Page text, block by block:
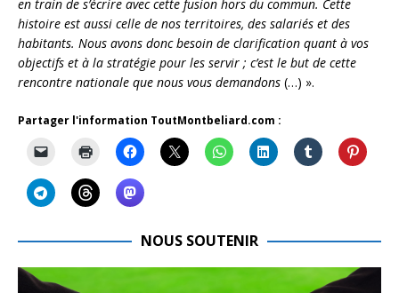
en train de s’écrire avec cette fusion hors du commun. Cette
histoire est aussi celle de nos territoires, des salariés et des
habitants. Nous avons donc besoin de clarification quant à vos
objectifs et à la stratégie pour les servir ; c’est le but de cette
rencontre nationale que nous vous demandons (…) ».
Partager l'information ToutMontbeliard.com :
NOUS SOUTENIR